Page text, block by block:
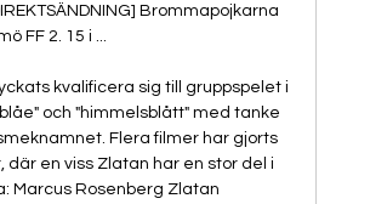
Brommapojkarna
FF 2. 15 i ...
kvalificera sig till gruppspelet i
och "himmelsblått" med tanke
Flera filmer har gjorts
en viss Zlatan har en stor del i
Marcus Rosenberg Zlatan